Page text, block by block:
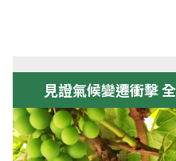
見證氣候變遷衝擊